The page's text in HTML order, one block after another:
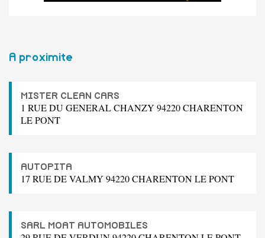
A proximite
MISTER CLEAN CARS
1 RUE DU GENERAL CHANZY 94220 CHARENTON
LE PONT
AUTOPITA
17 RUE DE VALMY 94220 CHARENTON LE PONT
SARL MOAT AUTOMOBILES